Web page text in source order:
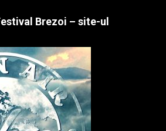
Brezoi – site-ul